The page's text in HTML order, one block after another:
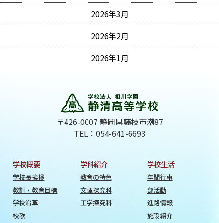
2026年3月
2026年2月
2026年1月
〒426-0007 静岡県藤枝市潮87
TEL：054-641-6693
学校概要
学校長挨拶
教訓・教育目標
学校沿革
校歌
学科紹介
教育の特色
文理探究科
工学探究科
学校生活
年間行事
部活動
進路情報
施設紹介